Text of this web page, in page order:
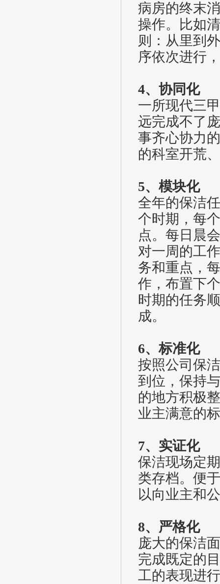
病房的终末
操作。比如
则：从里到
序依次进行
4、协同化
一所现代三
远完成不了
事齐心协力
的科室开荒
5、模块化
全年的保洁
个时期，每
点。每日晨
对一周的工
务和重点，
作，布置下
时期的任务
成。
6、标准化
按照公司保
到位，保持
的地方积极
业主满意的
7、实证化
保洁现场定
类存档。便
以向业主和
8、严格化
庞大的保洁
完成既定的
工的表现进